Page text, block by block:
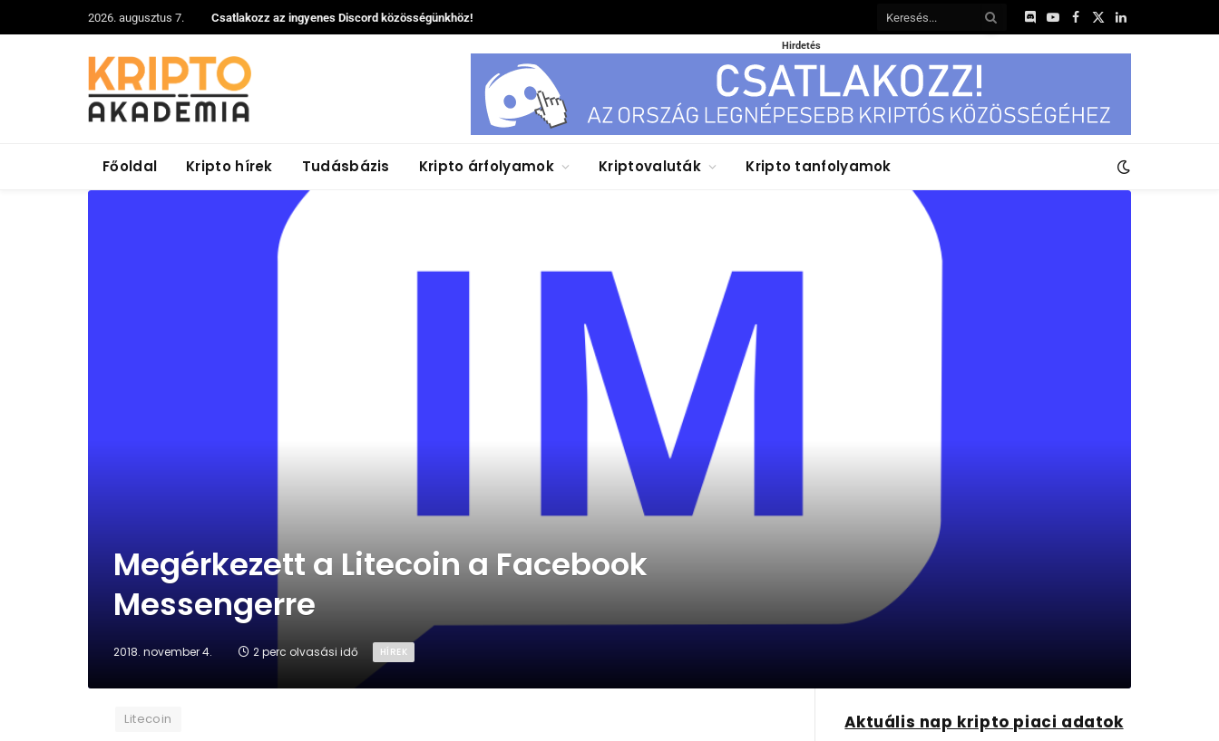
2026. augusztus 7. Csatlakozz az ingyenes Discord közösségünkhöz!
DiscordYouTube
Facebook
X
LinkedIn
Hirdetés
Főoldal Kripto hírek Tudásbázis Kripto árfolyamok Kriptovaluták Kripto tanfolyamok
Megérkezett a Litecoin a Facebook
Messengerre
2018. november 4. 2 perc olvasási idő HÍREK
Litecoin
Aktuális nap kripto piaci adatok